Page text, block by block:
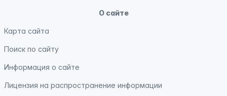
О сайте
Карта сайта
Поиск по сайту
Информация о сайте
Лицензия на распространение информации